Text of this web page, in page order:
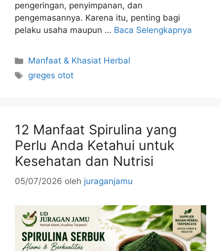
pengeringan, penyimpanan, dan
pengemasannya. Karena itu, penting bagi
pelaku usaha maupun … Baca Selengkapnya
Kategori
Manfaat & Khasiat Herbal
Tag
greges otot
12 Manfaat Spirulina yang
Perlu Anda Ketahui untuk
Kesehatan dan Nutrisi
05/07/2026 oleh juraganjamu